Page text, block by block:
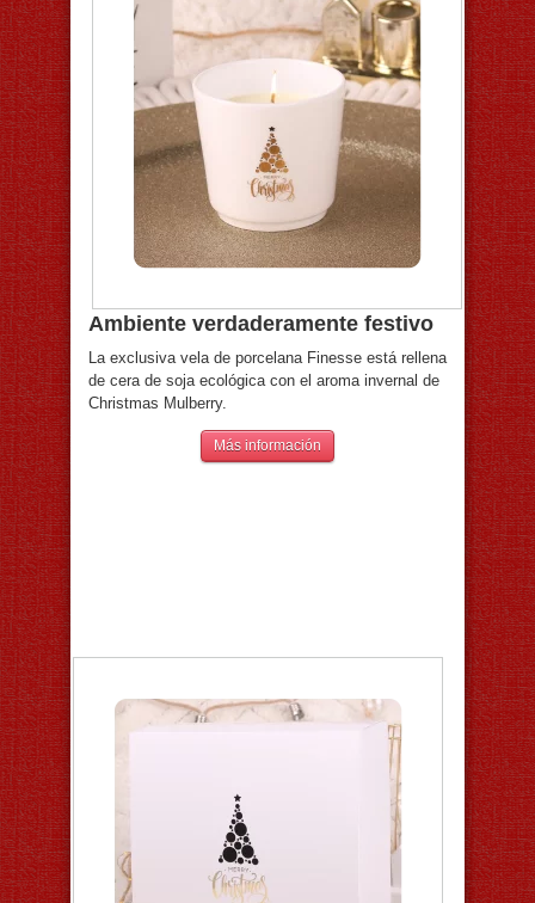
Ambiente verdaderamente festivo
La exclusiva vela de porcelana Finesse está rellena
de cera de soja ecológica con el aroma invernal de
Christmas Mulberry.
Más información